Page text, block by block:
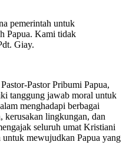
pemerintah untuk
Papua. Kami tidak
Giay.
Pastor Pribumi Papua,
tanggung jawab moral untuk
menghadapi berbagai
kerusakan lingkungan, dan
seluruh umat Kristiani
untuk mewujudkan Papua yang